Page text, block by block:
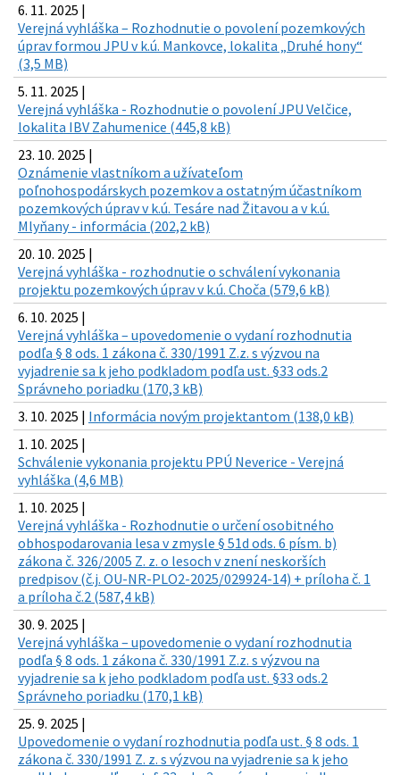
6. 11. 2025 |
Verejná vyhláška – Rozhodnutie o povolení pozemkových
úprav formou JPU v k.ú. Mankovce, lokalita „Druhé hony“
(3,5 MB)
5. 11. 2025 |
Verejná vyhláška - Rozhodnutie o povolení JPU Velčice,
lokalita IBV Zahumenice (445,8 kB)
23. 10. 2025 |
Oznámenie vlastníkom a užívateľom
poľnohospodárskych pozemkov a ostatným účastníkom
pozemkových úprav v k.ú. Tesáre nad Žitavou a v k.ú.
Mlyňany - informácia (202,2 kB)
20. 10. 2025 |
Verejná vyhláška - rozhodnutie o schválení vykonania
projektu pozemkových úprav v k.ú. Choča (579,6 kB)
6. 10. 2025 |
Verejná vyhláška – upovedomenie o vydaní rozhodnutia
podľa § 8 ods. 1 zákona č. 330/1991 Z.z. s výzvou na
vyjadrenie sa k jeho podkladom podľa ust. §33 ods.2
Správneho poriadku (170,3 kB)
3. 10. 2025 | Informácia novým projektantom (138,0 kB)
1. 10. 2025 |
Schválenie vykonania projektu PPÚ Neverice - Verejná
vyhláška (4,6 MB)
1. 10. 2025 |
Verejná vyhláška - Rozhodnutie o určení osobitného
obhospodarovania lesa v zmysle § 51d ods. 6 písm. b)
zákona č. 326/2005 Z. z. o lesoch v znení neskorších
predpisov (č.j. OU-NR-PLO2-2025/029924-14) + príloha č. 1
a príloha č.2 (587,4 kB)
30. 9. 2025 |
Verejná vyhláška – upovedomenie o vydaní rozhodnutia
podľa § 8 ods. 1 zákona č. 330/1991 Z.z. s výzvou na
vyjadrenie sa k jeho podkladom podľa ust. §33 ods.2
Správneho poriadku (170,1 kB)
25. 9. 2025 |
Upovedomenie o vydaní rozhodnutia podľa ust. § 8 ods. 1
zákona č. 330/1991 Z. z. s výzvou na vyjadrenie sa k jeho